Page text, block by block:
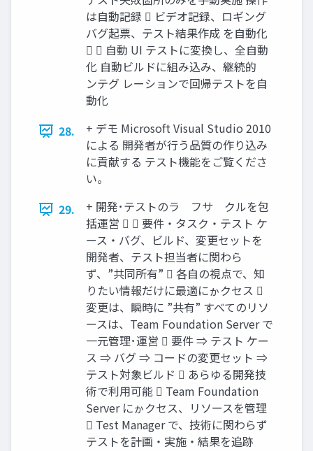
は自動記録  ビデオ記録、ロギング
バグ起票、テスト結果作成 を自動化
  自動 UI テストに変換し、全自動
化 自動ビルドに組み込み、継続的゗
ンテグ レーションで回帰テストを自
動化
28.
+ デモ Microsoft Visual Studio 2010
による 開発者が行う品質の作り込み
に貢献する テスト機能をご覧くださ
い。
29.
+ 開発･テストのラ゗フサ゗クルを包
括運営   要件・タスク・テスト ケ
ース・バグ、ビルド、変更セットを
開発者、テスト担当者に関わら
ず、”共同所有”  各自の視点で、知
りたい情報だけに最適にゕクセス 
変更は、瞬時に ”共有” すべてのリソ
ースは、Team Foundation Server で
一元管理･運営  要件 ⇒ テスト ケー
ス ⇒ バグ ⇒ コードの変更セット ⇒
テスト対象ビルド  あらゆる開発技
術で利用可能  Team Foundation
Server にゕクセス、リソースを管理
 Test Manager で、技術に関わらず
テストを計画・実施・結果を追跡